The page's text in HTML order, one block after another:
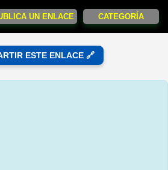
UN ENLACE CATEGORÍA
ESTE ENLACE 🔗